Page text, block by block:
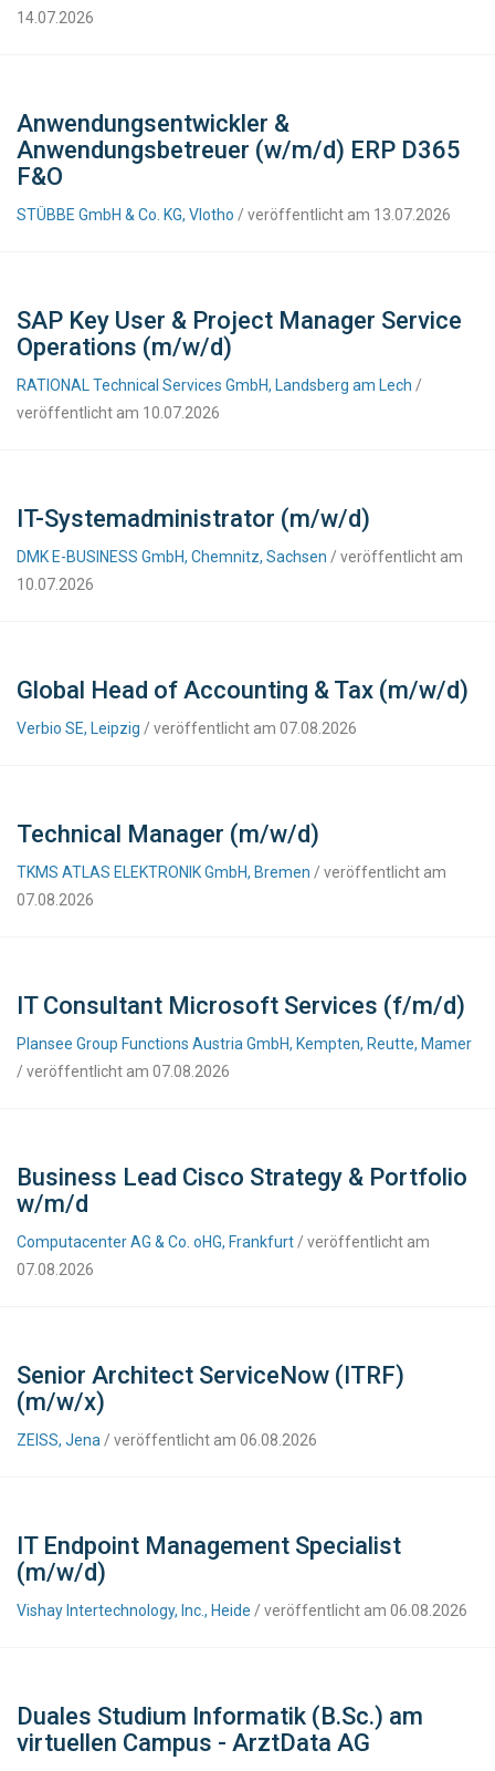
14.07.2026
Anwendungsentwickler &
Anwendungsbetreuer (w/m/d) ERP D365
F&O
STÜBBE GmbH & Co. KG, Vlotho / veröffentlicht am 13.07.2026
SAP Key User & Project Manager Service
Operations (m/w/d)
RATIONAL Technical Services GmbH, Landsberg am Lech /
veröffentlicht am 10.07.2026
IT-Systemadministrator (m/w/d)
DMK E-BUSINESS GmbH, Chemnitz, Sachsen / veröffentlicht am
10.07.2026
Global Head of Accounting & Tax (m/w/d)
Verbio SE, Leipzig / veröffentlicht am 07.08.2026
Technical Manager (m/w/d)
TKMS ATLAS ELEKTRONIK GmbH, Bremen / veröffentlicht am
07.08.2026
IT Consultant Microsoft Services (f/m/d)
Plansee Group Functions Austria GmbH, Kempten, Reutte, Mamer
/ veröffentlicht am 07.08.2026
Business Lead Cisco Strategy & Portfolio
w/m/d
Computacenter AG & Co. oHG, Frankfurt / veröffentlicht am
07.08.2026
Senior Architect ServiceNow (ITRF)
(m/w/x)
ZEISS, Jena / veröffentlicht am 06.08.2026
IT Endpoint Management Specialist
(m/w/d)
Vishay Intertechnology, Inc., Heide / veröffentlicht am 06.08.2026
Duales Studium Informatik (B.Sc.) am
virtuellen Campus - ArztData AG